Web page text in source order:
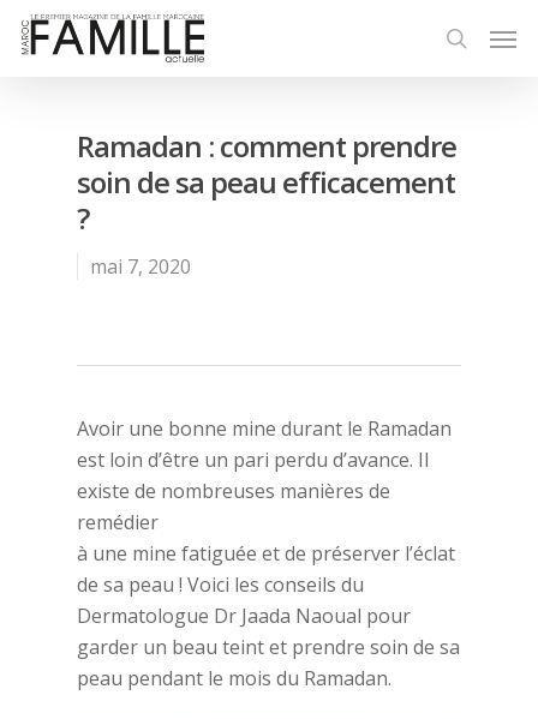
Ramadan : comment prendre
soin de sa peau efficacement
?
mai 7, 2020
Avoir une bonne mine durant le Ramadan
est loin d’être un pari perdu d’avance. Il
existe de nombreuses manières de
remédier
à une mine fatiguée et de préserver l’éclat
de sa peau ! Voici les conseils du
Dermatologue Dr Jaada Naoual pour
garder un beau teint et prendre soin de sa
peau pendant le mois du Ramadan.